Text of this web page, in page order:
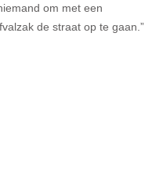
om met een
de straat op te gaan.”